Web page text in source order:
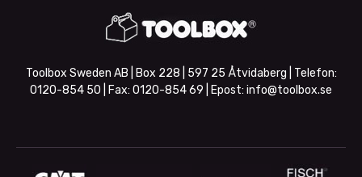
Toolbox Sweden AB | Box 228 | 597 25 Åtvidaberg | Telefon:
0120-854 50 | Fax: 0120-854 69 | Epost: info@toolbox.se